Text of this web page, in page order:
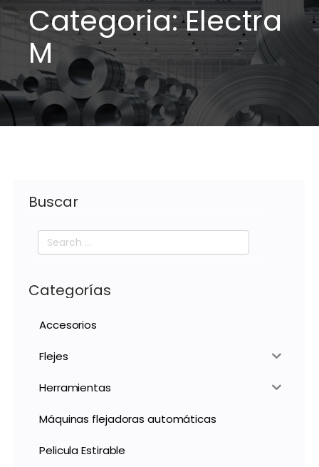
Categoria:Electra
M
Buscar
Search
for:
Categorías
Accesorios
Flejes
Herramientas
Máquinas flejadoras automáticas
Pelicula Estirable